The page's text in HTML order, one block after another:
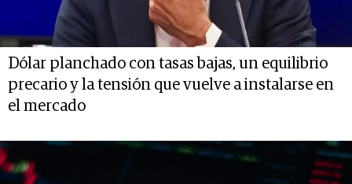
Dólar planchado con tasas bajas, un equilibrio
precario y la tensión que vuelve a instalarse en
el mercado